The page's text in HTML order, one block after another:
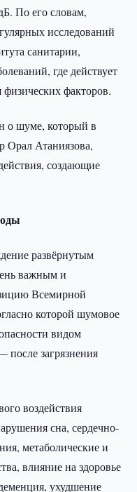
По его словам,
исследований
санитарии,
где действует
физических факторов.
о шуме, который в
Орал Атаниязова,
создающие
развёрнутым
важным и
Всемирной
которой шумовое
видом
загрязнения
воздействия
сна, сердечно-
метаболические и
влияние на здоровье
ухудшение